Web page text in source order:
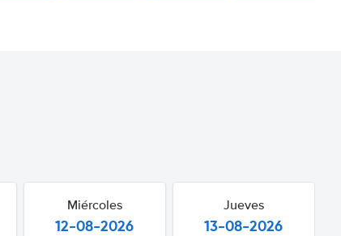
Miércoles
12-08-2026
Jueves
13-08-2026